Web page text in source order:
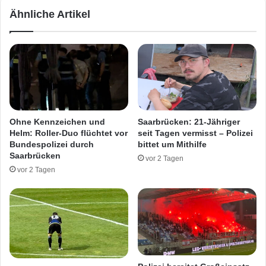
e
e
m
b
i
T
h
o
e
y
t
w
a
z
i
c
h
n
t
v
i
e
r
v
Ähnliche Artikel
Ohne Kennzeichen und
Helm: Roller-Duo flüchtet vor
Bundespolizei durch
Saarbrücken
vor 2 Tagen
Saarbrücken: 21-Jähriger
seit Tagen vermisst – Polizei
bittet um Mithilfe
vor 2 Tagen